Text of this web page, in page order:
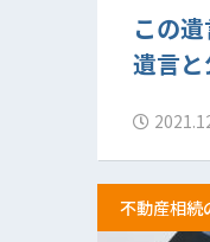
この
遺言
不動産相続